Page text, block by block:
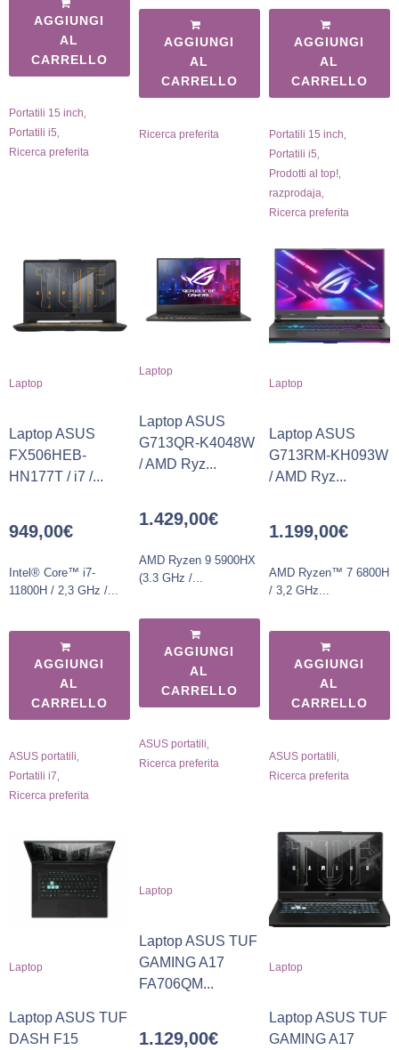
AGGIUNGI
AL
CARRELLO
Portatili 15 inch
Portatili i5
Ricerca preferita
AGGIUNGI
AL
CARRELLO
Ricerca preferita
AGGIUNGI
AL
CARRELLO
Portatili 15 inch
Portatili i5
Prodotti al top!,
razprodaja
Ricerca preferita
Laptop
Laptop ASUS
FX506HEB-
HN177T / i7 /...
949,00€
Intel® Core™ i7-
11800H / 2,3 GHz /...
AGGIUNGI
AL
CARRELLO
ASUS portatili,
Portatili i7,
Ricerca preferita
Laptop
Laptop ASUS
G713QR-K4048W
/ AMD Ryz...
1.429,00€
AMD Ryzen 9 5900HX
(3.3 GHz /...
AGGIUNGI
AL
CARRELLO
ASUS portatili
Ricerca preferita
Laptop
Laptop ASUS
G713RM-KH093W
/ AMD Ryz...
1.199,00€
AMD Ryzen™ 7 6800H
/ 3,2 GHz...
AGGIUNGI
AL
CARRELLO
ASUS portatili,
Ricerca preferita
Laptop
Laptop ASUS TUF
DASH F15
Laptop
Laptop ASUS TUF
GAMING A17
FA706QM...
1.129,00€
Laptop
Laptop ASUS TUF
GAMING A17